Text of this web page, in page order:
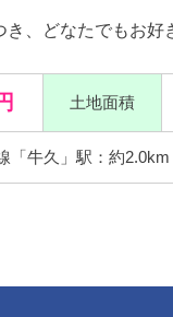
き、どなたでもお好
土地面積
「牛久」駅：約2.0km